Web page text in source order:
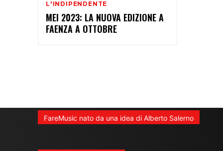
L'INDIPENDENTE
MEI 2023: LA NUOVA EDIZIONE A
FAENZA A OTTOBRE
FareMusic nato da una idea di Alberto Salerno